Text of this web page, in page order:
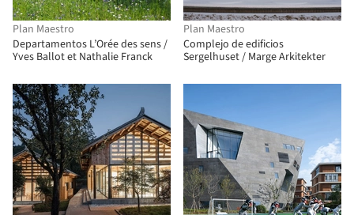
Plan Maestro
Departamentos L’Orée des sens /
Yves Ballot et Nathalie Franck
Plan Maestro
Complejo de edificios
Sergelhuset / Marge Arkitekter